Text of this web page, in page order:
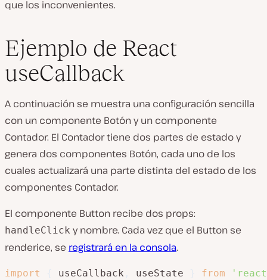
que los inconvenientes.
Ejemplo de React
useCallback
A continuación se muestra una configuración sencilla
con un componente Botón y un componente
Contador. El Contador tiene dos partes de estado y
genera dos componentes Botón, cada uno de los
cuales actualizará una parte distinta del estado de los
componentes Contador.
El componente Button recibe dos props:
handleClick y nombre. Cada vez que el Button se
renderice, se registrará en la consola.
import useCallback useState from